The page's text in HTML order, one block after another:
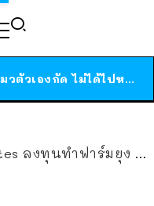
สาวญี่ปุ่นโดนแมวตัวเองกัด ไม่ได้ไปหาหมอตั้งแต่เนิ่นๆ สุดท้ายขาบวม กลายเป็นโรคเนื้อเน่า เตือนทาสแมวทั้งหลายให้ระวัง
ปล่อยยุงกลับสู่ธรรมชาติ 40 ล้านตัว ต่อสัปดาห์ คนพูดเป็นเสียงเดียวกัน ทำเพื่อ!? แต่เบื้องหลังมันโคตรจะลึกล้ำ และมีประโยชน์